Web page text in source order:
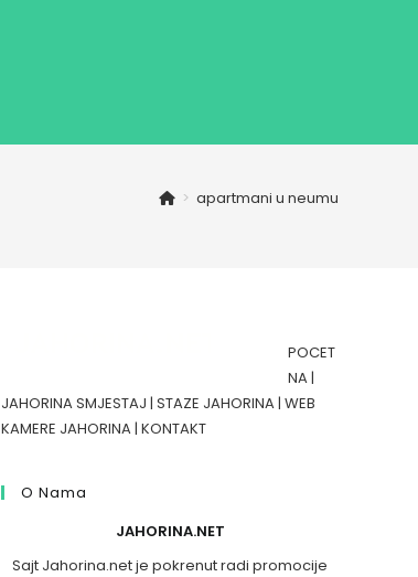
> apartmani u neumu
POCET
NA|
JAHORINA SMJESTAJ | STAZE JAHORINA| WEB
KAMERE JAHORINA| KONTAKT
O Nama
JAHORINA.NET
Sajt Jahorina.net je pokrenut radi promocije